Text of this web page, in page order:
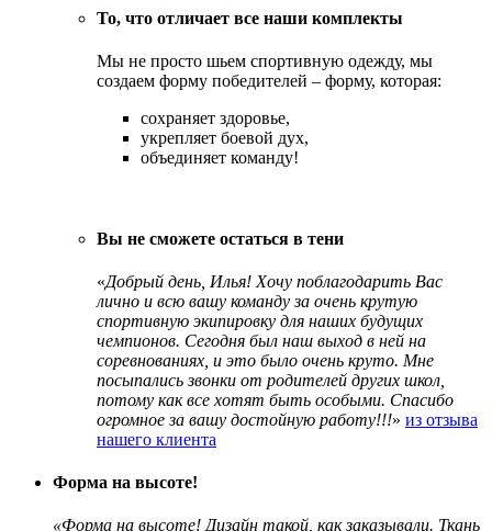
То, что отличает все наши комплекты
Мы не просто шьем спортивную одежду, мы
создаем форму победителей – форму, которая:
сохраняет здоровье,
укрепляет боевой дух,
объединяет команду!
Вы не сможете остаться в тени
«Добрый день, Илья! Хочу поблагодарить Вас
лично и всю вашу команду за очень крутую
спортивную экипировку для наших будущих
чемпионов. Сегодня был наш выход в ней на
соревнованиях, и это было очень круто. Мне
посыпались звонки от родителей других школ,
потому как все хотят быть особыми. Спасибо
огромное за вашу достойную работу!!!» из отзыва
нашего клиента
Форма на высоте!
«Форма на высоте! Дизайн такой, как заказывали. Ткань